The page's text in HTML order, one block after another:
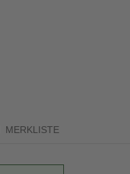
MERKLISTE